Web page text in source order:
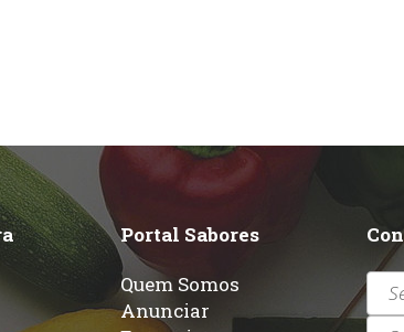
Portal Sabores
Quem Somos
Anunciar